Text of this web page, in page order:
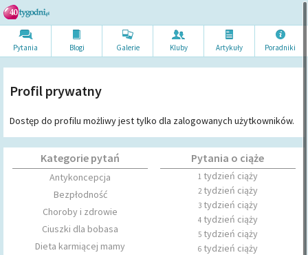
Pytania Blogi Galerie Kluby Artykuły Poradniki
Profil prywatny
Dostęp do profilu możliwy jest tylko dla zalogowanych użytkowników.
Kategorie pytań
Antykoncepcja
Bezpłodność
Choroby i zdrowie
Ciuszki dla bobasa
Dieta karmiącej mamy
Pytania o ciąże
1tydzień ciąży
2tydzień ciąży
3tydzień ciąży
4tydzień ciąży
5tydzień ciąży
6tydzień ciąży